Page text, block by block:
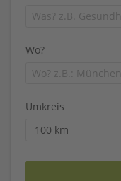
Wo?
Umkreis